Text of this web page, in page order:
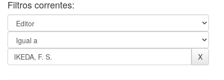
Filtros correntes: